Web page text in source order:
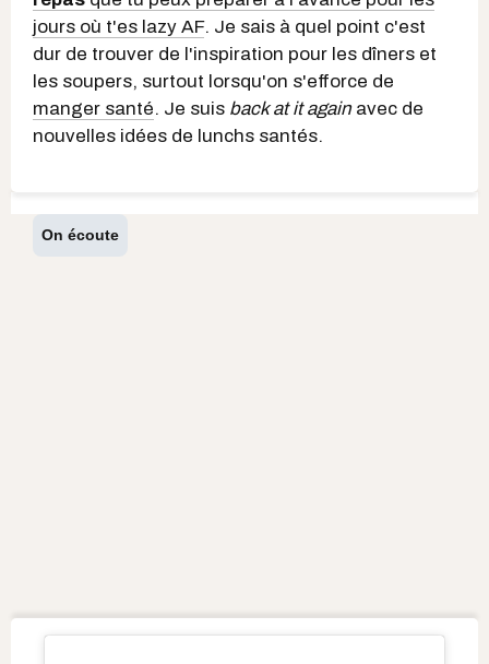
jours où t'es lazy AF. Je sais à quel point c'est
dur de trouver de l'inspiration pour les dîners et
les soupers, surtout lorsqu'on s'efforce de
manger santé. Je suis back at it againavec de
nouvelles idées de lunchs santés.
On écoute